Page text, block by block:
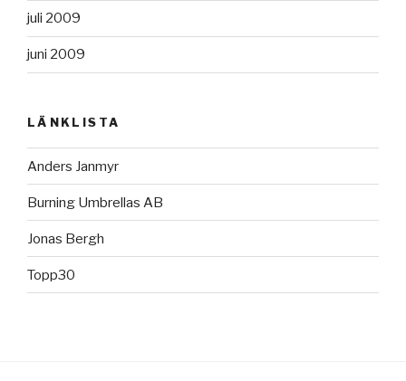
juli 2009
juni 2009
LÄNKLISTA
Anders Janmyr
Burning Umbrellas AB
Jonas Bergh
Topp30